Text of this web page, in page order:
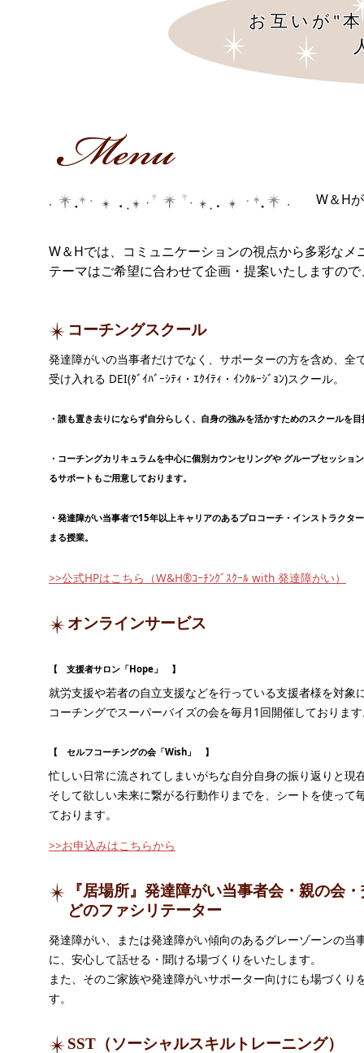
お互いが"
W＆H
W＆Hでは、コミュニケーションの視点から多彩な
テーマはご希望に合わせて企画・提案いたしますの
コーチングスクール
発達障がいの当事者だけでなく、サポーターの方を含め、全
受け入れる DEI(ﾀﾞｲﾊﾞｰｼﾃｨ・ｴｸｲﾃｨ・ｲﾝｸﾙｰｼﾞｮﾝ)スクール。
・誰も置き去りにならず自分らしく、自身の強みを活かすためのスクールを
・コーチングカリキュラムを中心に個別カウンセリングや グループセッショ
るサポートもご用意しております。
・発達障がい当事者で15年以上キャリアのあるプロコーチ・インストラクタ
まる授業。
>>公式HPはこちら（W&H®ｺｰﾁﾝｸﾞｽｸｰﾙ with 発達障がい）
オンラインサービス
【 支援者サロン「Hope」 】
就労支援や若者の自立支援などを行っている支援者様を対象
コーチングでスーパーバイズの会を毎月1回開催しておりま
【 セルフコーチングの会「Wish」 】
忙しい日常に流されてしまいがちな自分自身の振り返りと現
そして欲しい未来に繋がる行動作りまでを、シートを使って
ております。
>>お申込みはこちらから
『居場所』発達障がい当事者会・親の会
どのファシリテーター
発達障がい、または発達障がい傾向のあるグレーゾーンの当
に、安心して話せる・聞ける場づくりをいたします。
また、そのご家族や発達障がいサポーター向けにも場づくり
す。
SST（ソーシャルスキルトレーニング）